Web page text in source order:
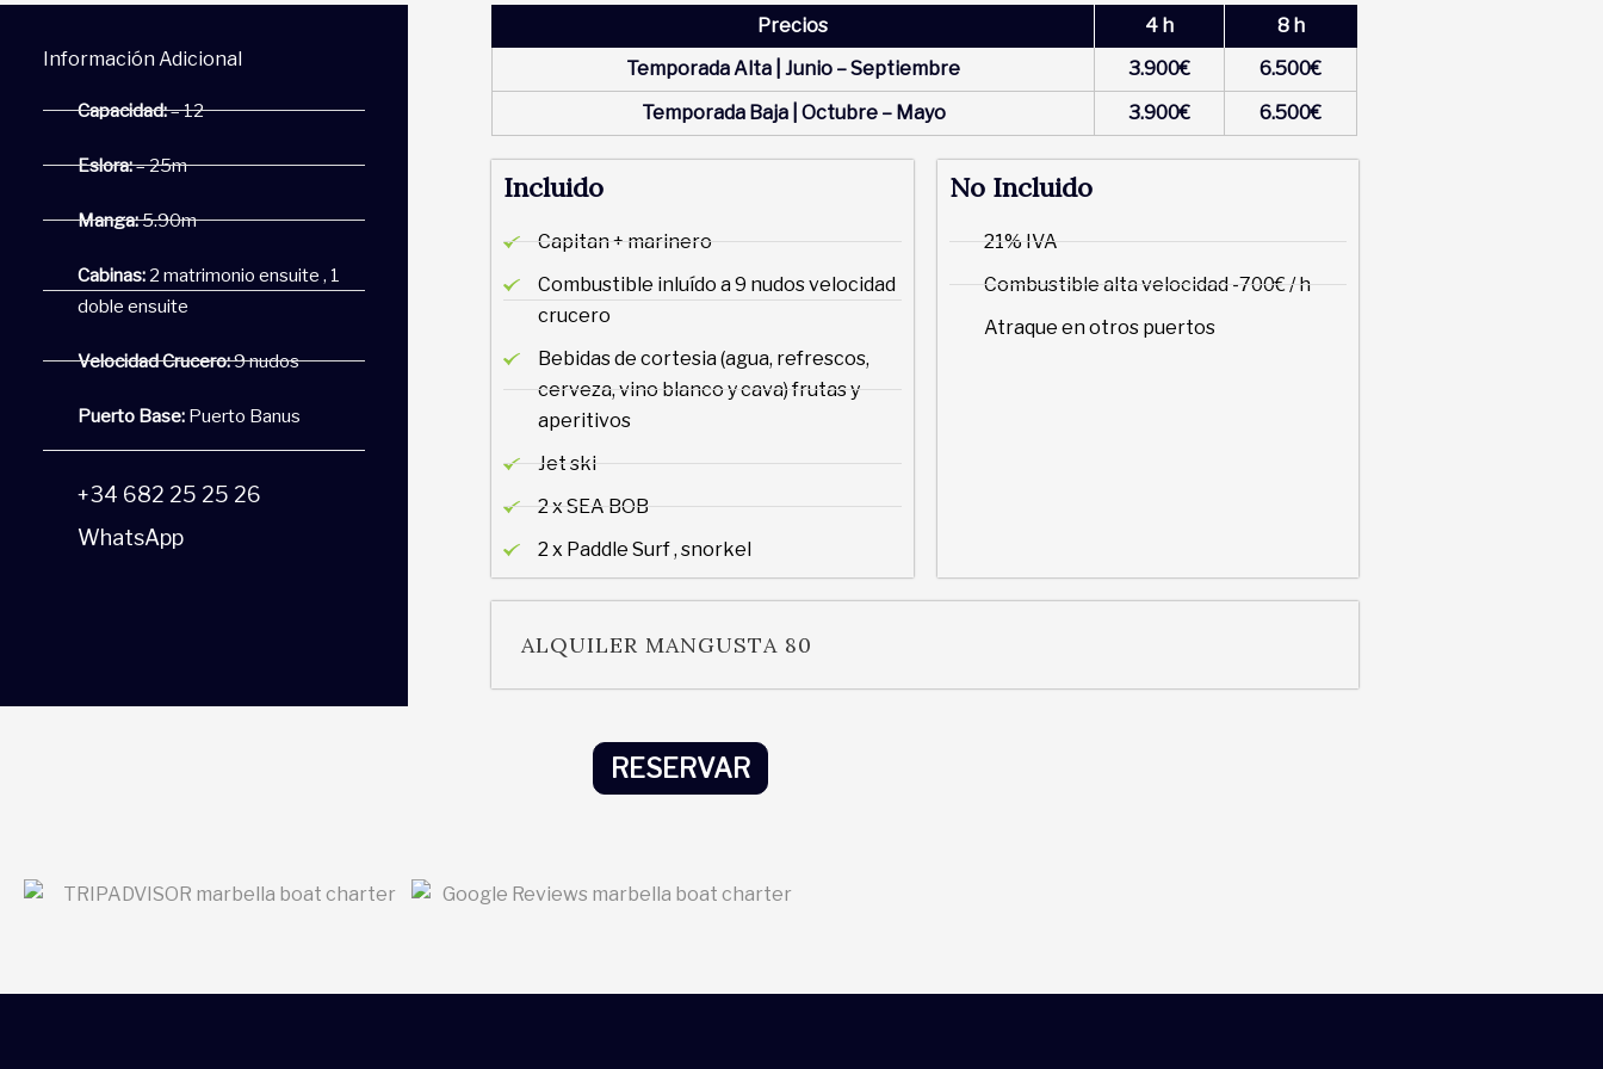
Información Adicional
Capacidad:– 12
Eslora:– 25m
Manga:5.90m
Cabinas: 2 matrimonio ensuite , 1
doble ensuite
Velocidad Crucero:9 nudos
Puerto Base: Puerto Banus
+34 682 25 25 26
WhatsApp
Precios 4 h
8 h
Temporada Alta | Junio – Septiembre
3.900€
6.500€
Temporada Baja | Octubre – Mayo
3.900€ 6.500€
Incluido
Capitan + marinero
Combustible inluído a 9 nudos velocidad
crucero
Bebidas de cortesia (agua, refrescos,
cerveza, vino blanco y cava) frutas y
aperitivos
Jet ski
2 x SEA BOB
2 x Paddle Surf , snorkel
No Incluido
21% IVA
Combustible alta velocidad -700€ / h
Atraque en otros puertos
ALQUILER MANGUSTA 80
RESERVAR